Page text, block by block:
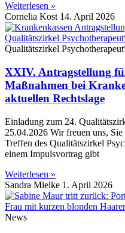
Weiterlesen »
Cornelia Kost 14. April 2026
Qualitätszirkel
XXIV. Antragstellung
Maßnahmen bei
aktuellen Rechtslage
Einladung zum 24.
25.04.2026 Wir freuen uns,
Treffen des Qualitätszirkel
einem Impulsvortrag gibt
Weiterlesen »
Sandra Mielke 1. April 2026
News